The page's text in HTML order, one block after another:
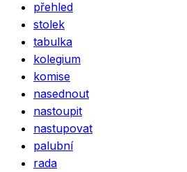
přehled
stolek
tabulka
kolegium
komise
nasednout
nastoupit
nastupovat
palubní
rada